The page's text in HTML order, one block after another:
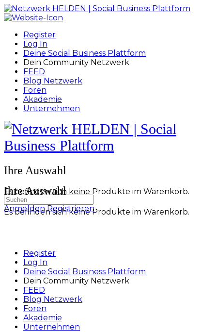
Toggle
Side
Register
Log In
Deine Social Business Plattform
Dein Community Netzwerk
FEED
Blog Netzwerk
Foren
Akademie
Unternehmen
Toggle
Side
Panel
More
options
Ihre Auswahl
Es befinden sich keine Produkte im Warenkorb.
Anmelden Registrieren
Ihre Auswahl
Es befinden sich keine Produkte im Warenkorb.
Suchen
nach:
Register
Log In
Deine Social Business Plattform
Dein Community Netzwerk
FEED
Blog Netzwerk
Foren
Akademie
Unternehmen